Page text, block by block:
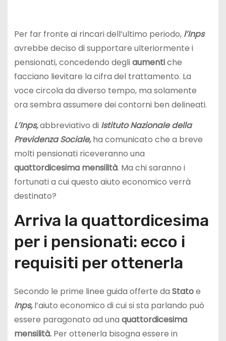
Per far fronte ai rincari dell’ultimo periodo, l’Inps
avrebbe deciso di supportare ulteriormente i
pensionati, concedendo degliaumentiche
facciano lievitare la cifra del trattamento. La
voce circola da diverso tempo, ma solamente
ora sembra assumere dei contorni ben delineati.
L’Inps,abbreviativo di Istituto Nazionale della
Previdenza Sociale,ha comunicato che a breve
molti pensionati riceveranno una
quattordicesima mensilità. Ma chi saranno i
fortunati a cui questo aiuto economico verrà
destinato?
Arriva la quattordicesima
per i pensionati: ecco i
requisiti per ottenerla
Secondo le prime linee guida offerte da Statoe
Inps,l’aiuto economico di cui si sta parlando può
essere paragonato ad una quattordicesima
mensilità.Per ottenerla bisogna essere in